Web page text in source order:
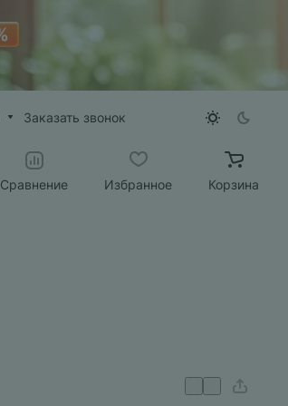
Заказать звонок
Сравнение Избранное Корзина